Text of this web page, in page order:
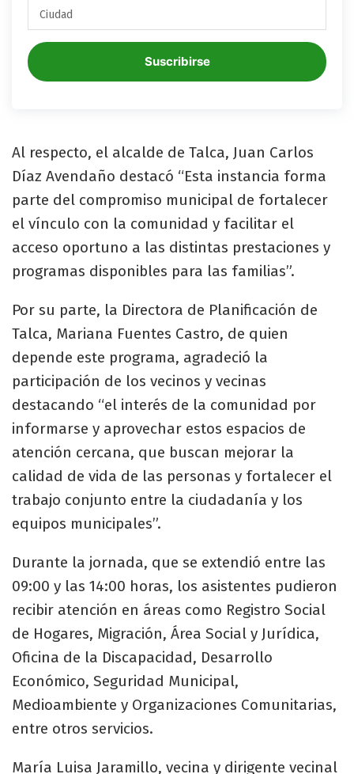
Suscribirse
Al respecto, el alcalde de Talca, Juan Carlos
Díaz Avendaño destacó “Esta instancia forma
parte del compromiso municipal de fortalecer
el vínculo con la comunidad y facilitar el
acceso oportuno a las distintas prestaciones y
programas disponibles para las familias”.
Por su parte, la Directora de Planificación de
Talca, Mariana Fuentes Castro, de quien
depende este programa, agradeció la
participación de los vecinos y vecinas
destacando “el interés de la comunidad por
informarse y aprovechar estos espacios de
atención cercana, que buscan mejorar la
calidad de vida de las personas y fortalecer el
trabajo conjunto entre la ciudadanía y los
equipos municipales”.
Durante la jornada, que se extendió entre las
09:00 y las 14:00 horas, los asistentes pudieron
recibir atención en áreas como Registro Social
de Hogares, Migración, Área Social y Jurídica,
Oficina de la Discapacidad, Desarrollo
Económico, Seguridad Municipal,
Medioambiente y Organizaciones Comunitarias,
entre otros servicios.
María Luisa Jaramillo, vecina y dirigente vecinal